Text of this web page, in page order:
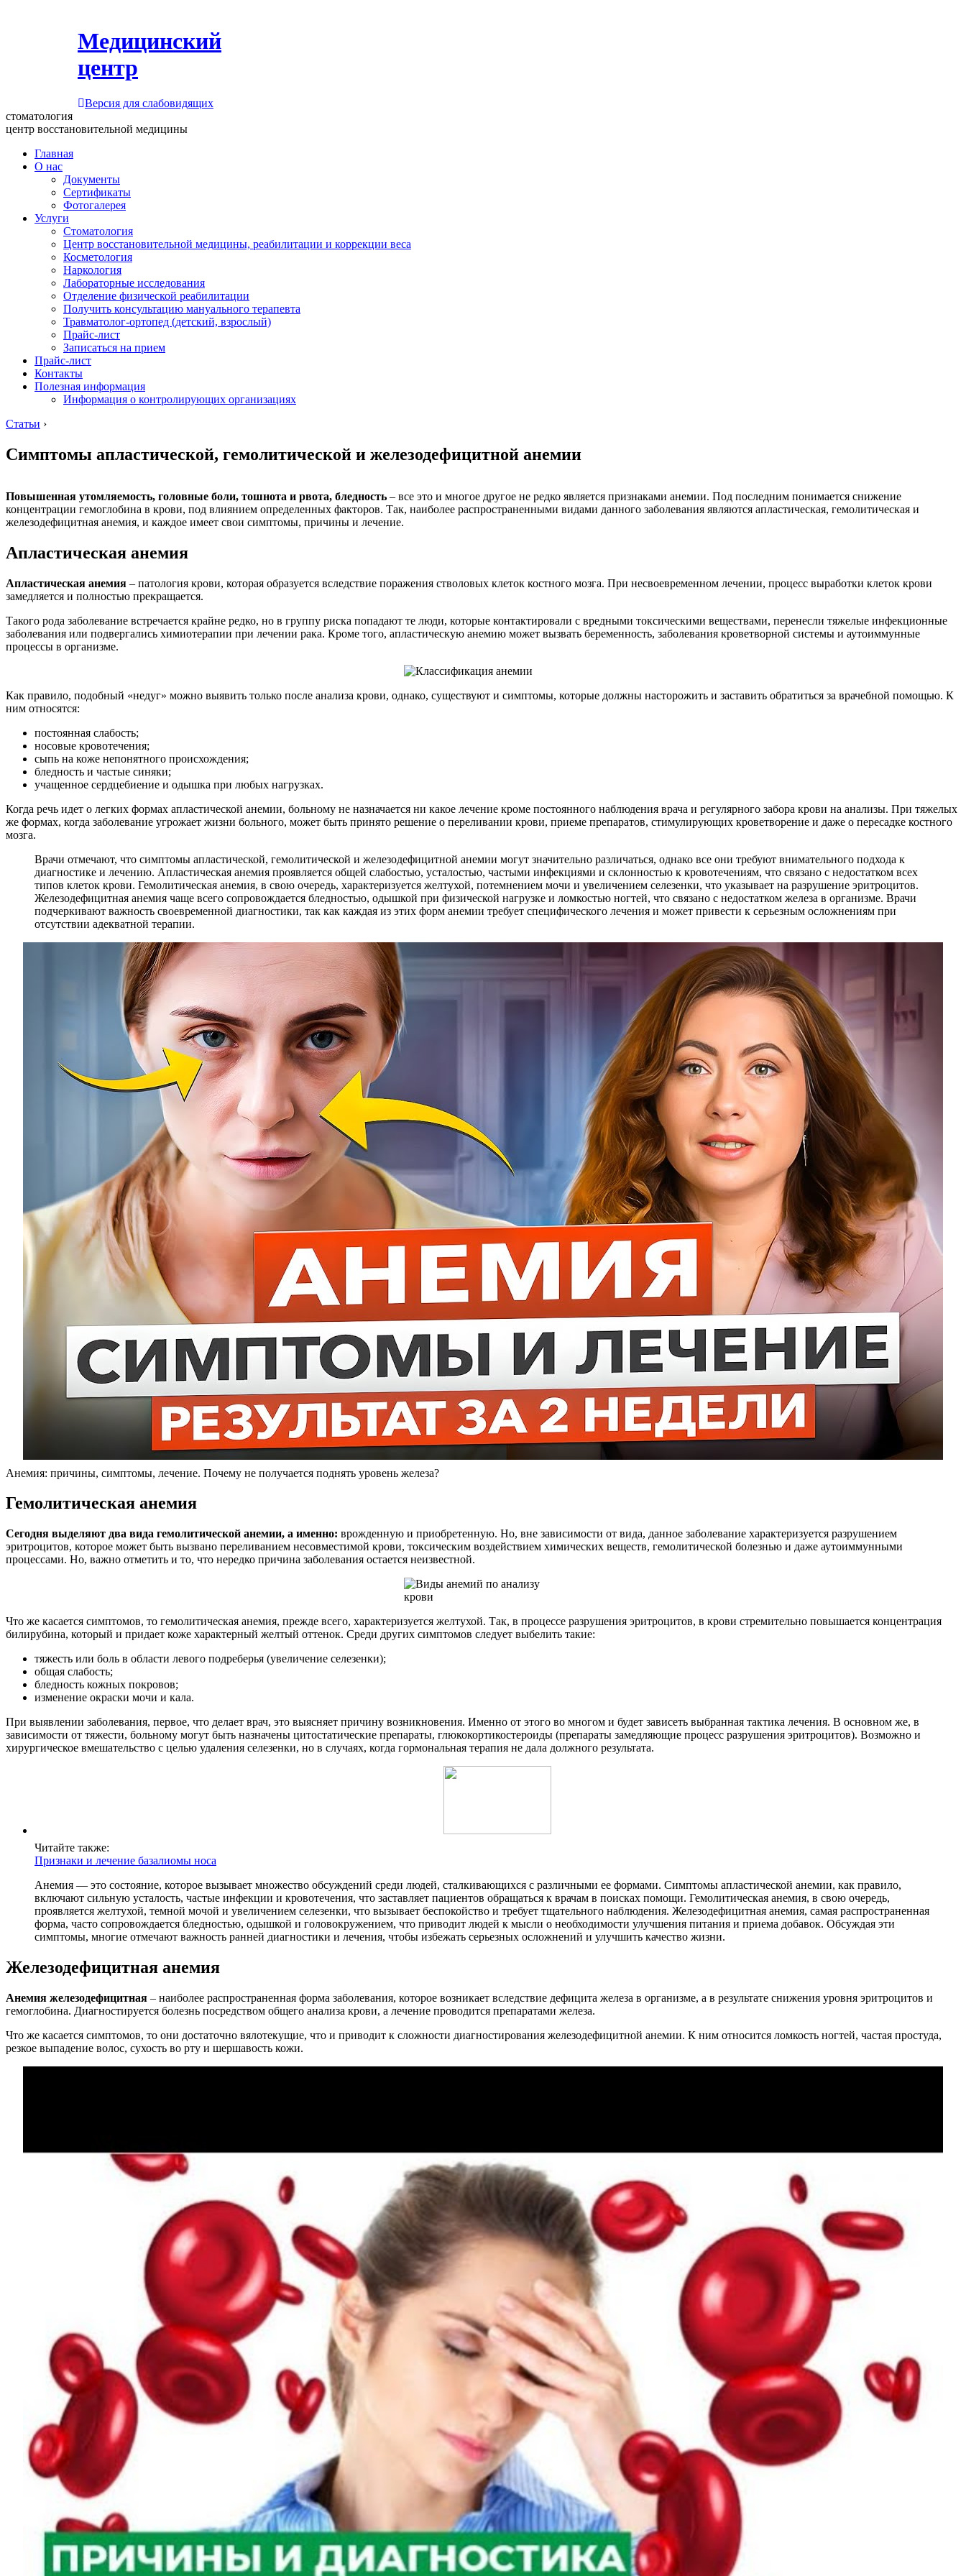
Медицинский
центр
Версия для слабовидящих
стоматология
центр восстановительной медицины
Главная
О нас
Документы
Сертификаты
Фотогалерея
Услуги
Стоматология
Центр восстановительной медицины, реабилитации и коррекции веса
Косметология
Наркология
Лабораторные исследования
Отделение физической реабилитации
Получить консультацию мануального терапевта
Травматолог-ортопед (детский, взрослый)
Прайс-лист
Записаться на прием
Прайс-лист
Контакты
Полезная информация
Информация о контролирующих организациях
Статьи ›
Симптомы апластической, гемолитической и железодефицитной анемии
Повышенная утомляемость, головные боли, тошнота и рвота, бледность – все это и многое другое не редко является признаками анемии. Под последним понимается снижение
концентрации гемоглобина в крови, под влиянием определенных факторов. Так, наиболее распространенными видами данного заболевания являются апластическая, гемолитическая и
железодефицитная анемия, и каждое имеет свои симптомы, причины и лечение.
Апластическая анемия
Апластическая анемия – патология крови, которая образуется вследствие поражения стволовых клеток костного мозга. При несвоевременном лечении, процесс выработки клеток крови
замедляется и полностью прекращается.
Такого рода заболевание встречается крайне редко, но в группу риска попадают те люди, которые контактировали с вредными токсическими веществами, перенесли тяжелые инфекционные
заболевания или подвергались химиотерапии при лечении рака. Кроме того, апластическую анемию может вызвать беременность, заболевания кроветворной системы и аутоиммунные
процессы в организме.
Как правило, подобный «недуг» можно выявить только после анализа крови, однако, существуют и симптомы, которые должны насторожить и заставить обратиться за врачебной помощью. К
ним относятся:
постоянная слабость;
носовые кровотечения;
сыпь на коже непонятного происхождения;
бледность и частые синяки;
учащенное сердцебиение и одышка при любых нагрузках.
Когда речь идет о легких формах апластической анемии, больному не назначается ни какое лечение кроме постоянного наблюдения врача и регулярного забора крови на анализы. При тяжелых
же формах, когда заболевание угрожает жизни больного, может быть принято решение о переливании крови, приеме препаратов, стимулирующих кроветворение и даже о пересадке костного
мозга.
Врачи отмечают, что симптомы апластической, гемолитической и железодефицитной анемии могут значительно различаться, однако все они требуют внимательного подхода к
диагностике и лечению. Апластическая анемия проявляется общей слабостью, усталостью, частыми инфекциями и склонностью к кровотечениям, что связано с недостатком всех
типов клеток крови. Гемолитическая анемия, в свою очередь, характеризуется желтухой, потемнением мочи и увеличением селезенки, что указывает на разрушение эритроцитов.
Железодефицитная анемия чаще всего сопровождается бледностью, одышкой при физической нагрузке и ломкостью ногтей, что связано с недостатком железа в организме. Врачи
подчеркивают важность своевременной диагностики, так как каждая из этих форм анемии требует специфического лечения и может привести к серьезным осложнениям при
отсутствии адекватной терапии.
Анемия: причины, симптомы, лечение. Почему не получается поднять уровень железа?
Гемолитическая анемия
Сегодня выделяют два вида гемолитической анемии, а именно: врожденную и приобретенную. Но, вне зависимости от вида, данное заболевание характеризуется разрушением
эритроцитов, которое может быть вызвано переливанием несовместимой крови, токсическим воздействием химических веществ, гемолитической болезнью и даже аутоиммунными
процессами. Но, важно отметить и то, что нередко причина заболевания остается неизвестной.
Что же касается симптомов, то гемолитическая анемия, прежде всего, характеризуется желтухой. Так, в процессе разрушения эритроцитов, в крови стремительно повышается концентрация
билирубина, который и придает коже характерный желтый оттенок. Среди других симптомов следует выбелить такие:
тяжесть или боль в области левого подреберья (увеличение селезенки);
общая слабость;
бледность кожных покровов;
изменение окраски мочи и кала.
При выявлении заболевания, первое, что делает врач, это выясняет причину возникновения. Именно от этого во многом и будет зависеть выбранная тактика лечения. В основном же, в
зависимости от тяжести, больному могут быть назначены цитостатические препараты, глюкокортикостероиды (препараты замедляющие процесс разрушения эритроцитов). Возможно и
хирургическое вмешательство с целью удаления селезенки, но в случаях, когда гормональная терапия не дала должного результата.
Читайте также:
Признаки и лечение базалиомы носа
Анемия — это состояние, которое вызывает множество обсуждений среди людей, сталкивающихся с различными ее формами. Симптомы апластической анемии, как правило,
включают сильную усталость, частые инфекции и кровотечения, что заставляет пациентов обращаться к врачам в поисках помощи. Гемолитическая анемия, в свою очередь,
проявляется желтухой, темной мочой и увеличением селезенки, что вызывает беспокойство и требует тщательного наблюдения. Железодефицитная анемия, самая распространенная
форма, часто сопровождается бледностью, одышкой и головокружением, что приводит людей к мысли о необходимости улучшения питания и приема добавок. Обсуждая эти
симптомы, многие отмечают важность ранней диагностики и лечения, чтобы избежать серьезных осложнений и улучшить качество жизни.
Железодефицитная анемия
Анемия железодефицитная – наиболее распространенная форма заболевания, которое возникает вследствие дефицита железа в организме, а в результате снижения уровня эритроцитов и
гемоглобина. Диагностируется болезнь посредством общего анализа крови, а лечение проводится препаратами железа.
Что же касается симптомов, то они достаточно вялотекущие, что и приводит к сложности диагностирования железодефицитной анемии. К ним относится ломкость ногтей, частая простуда,
резкое выпадение волос, сухость во рту и шершавость кожи.